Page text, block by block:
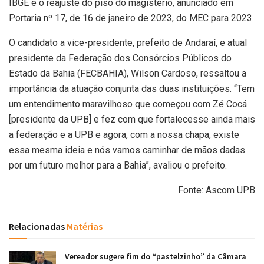
IBGE e o reajuste do piso do magistério, anunciado em
Portaria nº 17, de 16 de janeiro de 2023, do MEC para 2023.
O candidato a vice-presidente, prefeito de Andaraí, e atual
presidente da Federação dos Consórcios Públicos do
Estado da Bahia (FECBAHIA), Wilson Cardoso, ressaltou a
importância da atuação conjunta das duas instituições. “Tem
um entendimento maravilhoso que começou com Zé Cocá
[presidente da UPB] e fez com que fortalecesse ainda mais
a federação e a UPB e agora, com a nossa chapa, existe
essa mesma ideia e nós vamos caminhar de mãos dadas
por um futuro melhor para a Bahia”, avaliou o prefeito.
Fonte: Ascom UPB
Relacionadas Matérias
Vereador sugere fim do “pastelzinho” da Câmara